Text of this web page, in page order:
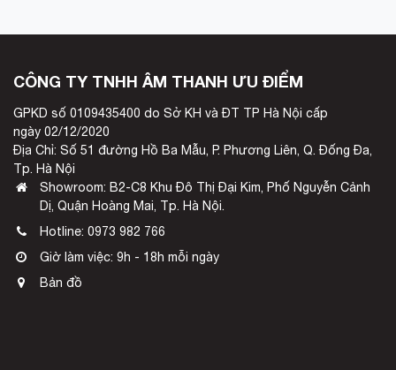
CÔNG TY TNHH ÂM THANH ƯU ĐIỂM
GPKD số 0109435400 do Sở KH và ĐT TP Hà Nội cấp
ngày 02/12/2020
Địa Chỉ: Số 51 đường Hồ Ba Mẫu, P. Phương Liên, Q. Đống Đa,
Tp. Hà Nội
Showroom: B2-C8 Khu Đô Thị Đại Kim, Phố Nguyễn Cảnh
Dị, Quận Hoàng Mai, Tp. Hà Nội.
Hotline: 0973 982 766
Giờ làm việc: 9h - 18h mỗi ngày
Bản đồ